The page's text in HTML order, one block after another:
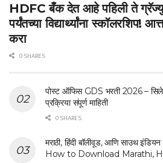
HDFC बँक देत आहे पहिली ते
पर्यंतच्या विद्यार्थ्यांना स्कॉलरशिप!
करा
0 SHARES
पोस्ट ऑफिस GDS भरती 2026 –
प्रक्रिया संपूर्ण माहिती
0 SHARES
मराठी, हिंदी बॉलीवूड, आणि साउथ
How to Download Marathi,